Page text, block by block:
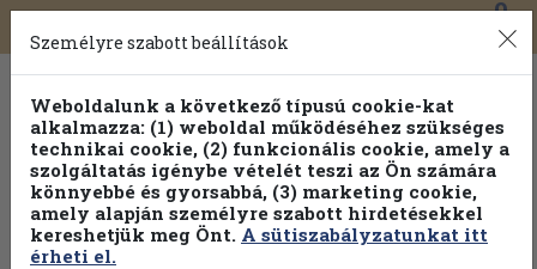
Toggle
navigation
0
Személyre szabott beállítások
Weboldalunk a következő típusú cookie-kat
alkalmazza: (1) weboldal működéséhez szükséges
technikai cookie, (2) funkcionális cookie, amely a
szolgáltatás igénybe vételét teszi az Ön számára
könnyebbé és gyorsabbá, (3) marketing cookie,
amely alapján személyre szabott hirdetésekkel
kereshetjük meg Önt. A sütiszabályzatunkat itt
érheti el.